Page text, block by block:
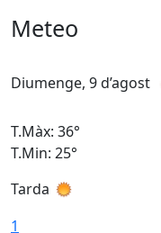
Meteo
Diumenge, 9 d’agost
T.Màx: 36°
T.Min: 25°
Tarda
1